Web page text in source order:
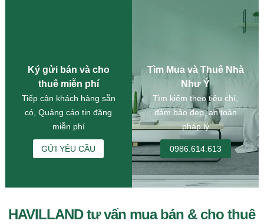
Ký gửi bán và cho
thuê miễn phí
Tiếp cận khách hàng sẵn
có, Quảng cáo tin đăng
miễn phí
GỬI YÊU CẦU
Tìm Mua và Thuê Nhà
Như Ý
Tìm kiếm theo tiêu chí,
đảm bảo đẹp, an toàn
pháp lý
0986.614.613
HAVILLAND tư vấn mua bán & cho thuê